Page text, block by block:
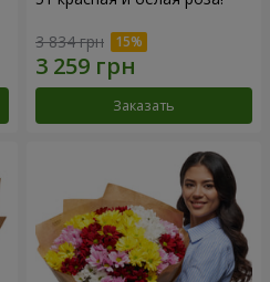
3 834 грн
Заказать